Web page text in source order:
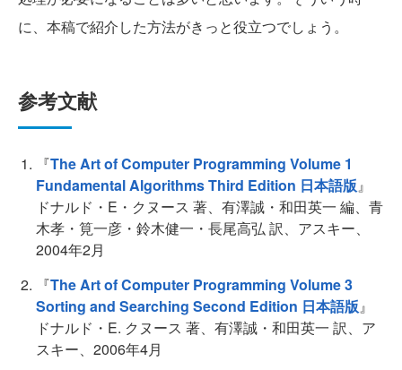
に、本稿で紹介した方法がきっと役立つでしょう。
参考文献
『The Art of Computer Programming Volume 1
Fundamental Algorithms Third Edition 日本語版 』
ドナルド・E・クヌース 著、有澤誠・和田英一 編、青
木孝・筧一彦・鈴木健一・長尾高弘 訳、アスキー、
2004年2月
『The Art of Computer Programming Volume 3
Sorting and Searching Second Edition 日本語版 』
ドナルド・E. クヌース 著、有澤誠・和田英一 訳、ア
スキー、2006年4月